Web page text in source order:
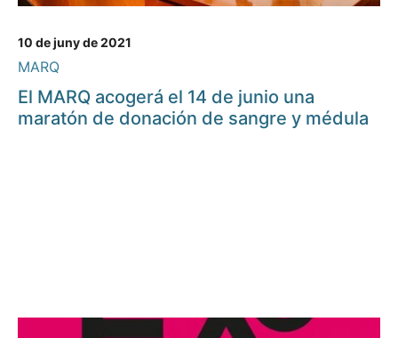
10 de juny de 2021
MARQ
El MARQ acogerá el 14 de junio una
maratón de donación de sangre y médula